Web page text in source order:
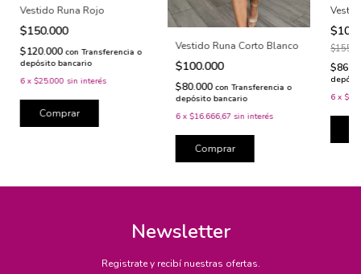
Vestido Runa Rojo
$150.000
$120.000 con Transferencia o
depósito bancario
6 x $25.000 sin interés
Comprar
Vestido Runa Corto Blanco
$100.000
$80.000 con Transferencia o
depósito bancario
6 x $16.666,67 sin interés
Comprar
6 x
Newsletter
Registrate y recibí nuestras ofertas.